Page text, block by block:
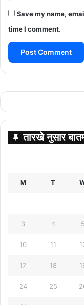
Save my name,
time I comment.
तारखे नुसार
M T
3 4 5
10 11
17 18
24 25